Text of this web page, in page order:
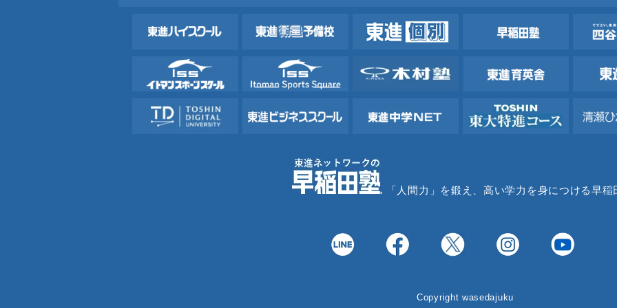
「人間力」を鍛え、高い学力を身につける早稲
Copyright wasedajuku